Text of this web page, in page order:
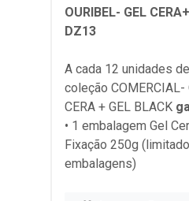
OURIBEL- GEL
DZ13
A cada 12 unidades
coleção COMERCIAL-
CERA + GEL BLACK
• 1 embalagem Gel
Fixação 250g
embalagens)